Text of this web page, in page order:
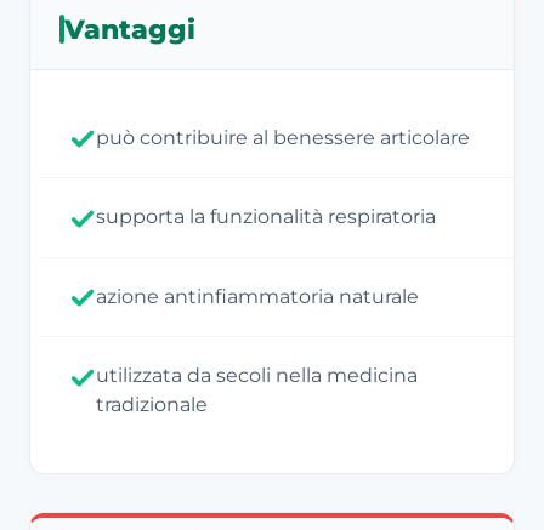
Vantaggi
può contribuire al benessere articolare
supporta la funzionalità respiratoria
azione antinfiammatoria naturale
utilizzata da secoli nella medicina
tradizionale